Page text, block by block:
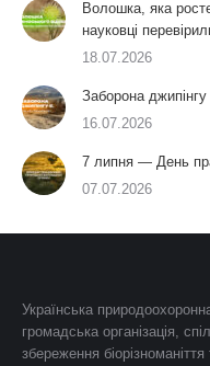
Волошка, яка
науковці
18.07.2026
Заборона
16.07.2026
7 липня — День
07.07.2026
Українська
громадська організація,
збереження